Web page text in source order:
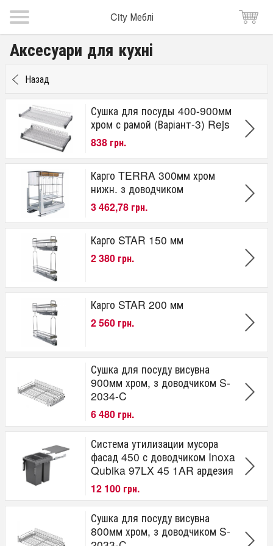
City Меблі
Аксесуари для кухні
Назад
Сушка для посуды 400-900мм
хром с рамой (Варіант-3) Rejs
838 грн.
Карго TERRA 300мм хром
нижн. з доводчиком
3 462,78 грн.
Карго STAR 150 мм
2 380 грн.
Карго STAR 200 мм
2 560 грн.
Сушка для посуду висувна
900мм хром, з доводчиком S-
2034-C
6 480 грн.
Система утилизации мусора
фасад 450 с доводчиком Inoxa
Qubika 97LX 45 1AR ардезия
12 100 грн.
Сушка для посуду висувна
800мм хром, з доводчиком S-